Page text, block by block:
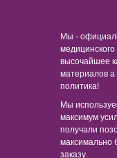
Мы -
высочайшее
материалов а
политика!
Мы
максимум
получали
максимально
заказу.